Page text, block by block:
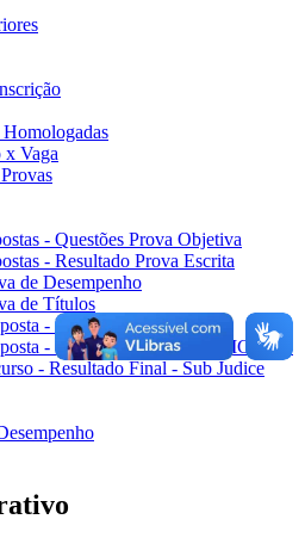
x Vaga
- Questões Prova Objetiva
- Resultado Prova Escrita
de Desempenho
de Títulos
- Resultado Final
- Resultado Final RETIFICADO
- Resultado Final - Sub Judice